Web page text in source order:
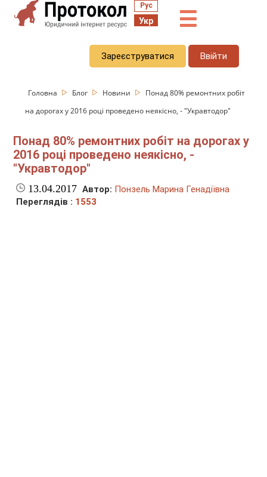
Рус
Укр ☰
Зареєструватися Ввійти
Головна Блог Новини
Понад 80% ремонтних робіт
на дорогах у 2016 році проведено неякісно, - "Укравтодор"
Понад 80% ремонтних робіт на дорогах у
2016 році проведено неякісно, -
"Укравтодор"
13.04.2017 Автор: Понзель Марина Генадіївна
Переглядів : 1553